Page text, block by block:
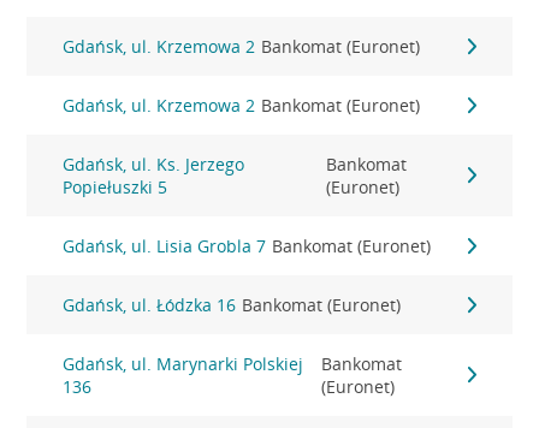
Gdańsk, ul. Krzemowa 2 Bankomat (Euronet)
Gdańsk, ul. Krzemowa 2 Bankomat (Euronet)
Gdańsk, ul. Ks. Jerzego
Popiełuszki 5
Bankomat
(Euronet)
Gdańsk, ul. Lisia Grobla 7 Bankomat (Euronet)
Gdańsk, ul. Łódzka 16 Bankomat (Euronet)
Gdańsk, ul. Marynarki Polskiej
136
Bankomat
(Euronet)